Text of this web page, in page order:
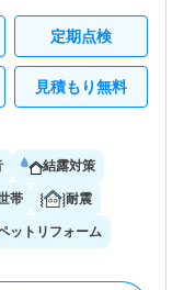
定期点検
見積もり無料
結露対策
帯 耐震
ットリフォーム